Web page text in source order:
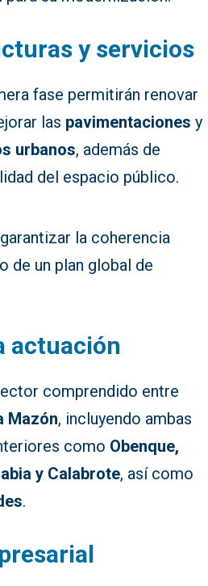
y servicios
fase permitirán renovar
las pavimentaciones y
urbanos, además de
del espacio público.
la coherencia
de un plan global de
actuación
comprendido entre
Mazón, incluyendo ambas
como Obenque,
y Calabrote, así como
.